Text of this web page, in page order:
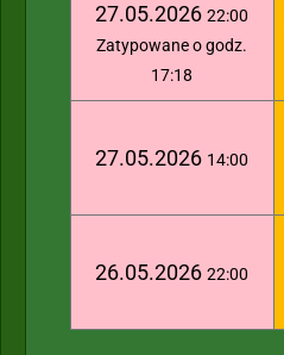
27.05.2026 22:00
Zatypowane o godz.
17:18
27.05.2026 14:00
26.05.2026 22:00